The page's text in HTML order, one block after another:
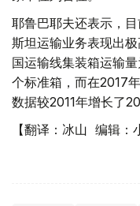
耶鲁巴耶夫还表示，
斯坦运输业务表现出
国运输线集装箱运输
个标准箱，而在2017
数据较2011年增长了
【翻译：冰山 编辑：